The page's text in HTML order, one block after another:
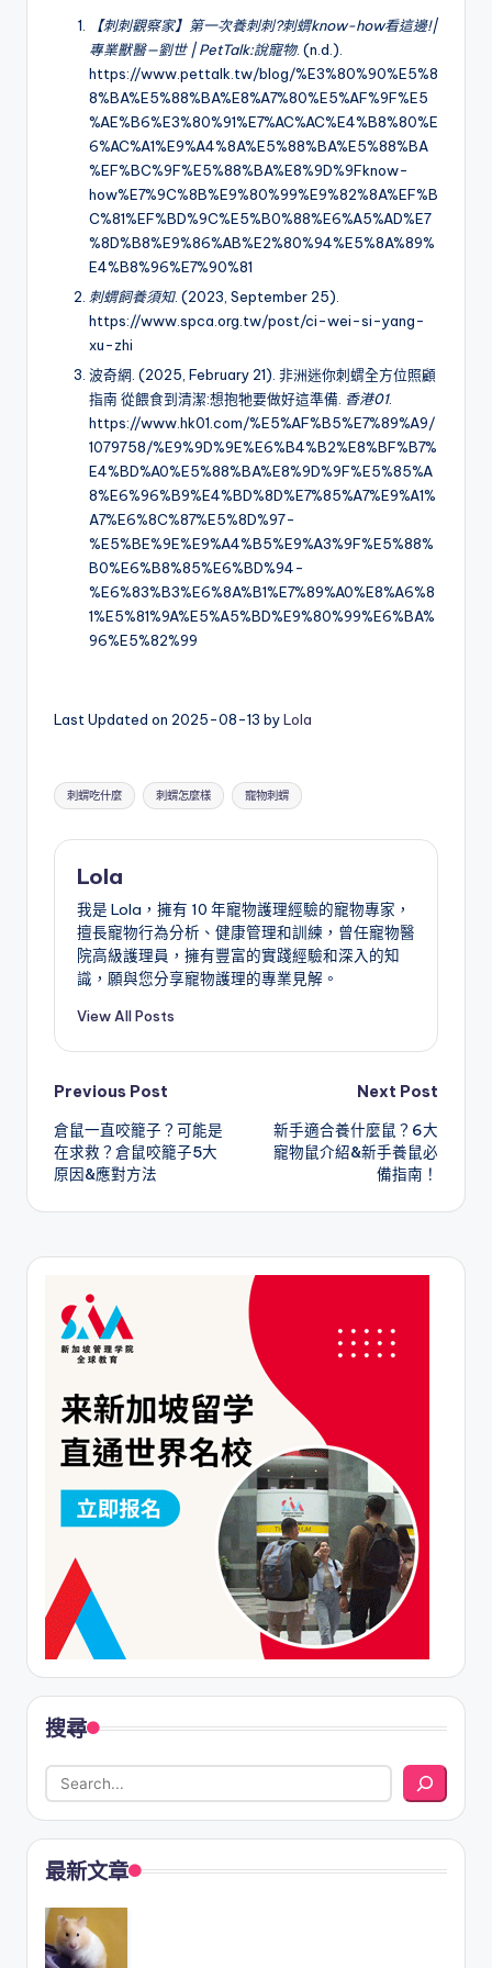
【刺刺觀察家】第一次養刺刺?刺蝟know-how看這邊!|
專業獸醫—劉世 | PetTalk:說寵物. (n.d.).
https://www.pettalk.tw/blog/%E3%80%90%E5%8
8%BA%E5%88%BA%E8%A7%80%E5%AF%9F%E5
%AE%B6%E3%80%91%E7%AC%AC%E4%B8%80%E
6%AC%A1%E9%A4%8A%E5%88%BA%E5%88%BA
%EF%BC%9F%E5%88%BA%E8%9D%9Fknow-
how%E7%9C%8B%E9%80%99%E9%82%8A%EF%B
C%81%EF%BD%9C%E5%B0%88%E6%A5%AD%E7
%8D%B8%E9%86%AB%E2%80%94%E5%8A%89%
E4%B8%96%E7%90%81
刺蝟飼養須知. (2023, September 25).
https://www.spca.org.tw/post/ci-wei-si-yang-
xu-zhi
波奇網. (2025, February 21). 非洲迷你刺蝟全方位照顧
指南 從餵食到清潔:想抱牠要做好這準備. 香港01.
https://www.hk01.com/%E5%AF%B5%E7%89%A9/
1079758/%E9%9D%9E%E6%B4%B2%E8%BF%B7%
E4%BD%A0%E5%88%BA%E8%9D%9F%E5%85%A
8%E6%96%B9%E4%BD%8D%E7%85%A7%E9%A1%
A7%E6%8C%87%E5%8D%97-
%E5%BE%9E%E9%A4%B5%E9%A3%9F%E5%88%
B0%E6%B8%85%E6%BD%94-
%E6%83%B3%E6%8A%B1%E7%89%A0%E8%A6%8
1%E5%81%9A%E5%A5%BD%E9%80%99%E6%BA%
96%E5%82%99
Last Updated on 2025-08-13 byLola
Tags:
刺蝟吃什麼 刺蝟怎麼樣 寵物刺蝟
Lola
我是 Lola，擁有 10 年寵物護理經驗的寵物專家，
擅長寵物行為分析、健康管理和訓練，曾任寵物醫
院高級護理員，擁有豐富的實踐經驗和深入的知
識，願與您分享寵物護理的專業見解。
View All Posts
Post
navigation
Previous Post
倉鼠一直咬籠子？可能是
在求救？倉鼠咬籠子5大
原因&應對方法
Next Post
新手適合養什麼鼠？6大
寵物鼠介紹&新手養鼠必
備指南！
搜尋
最新文章